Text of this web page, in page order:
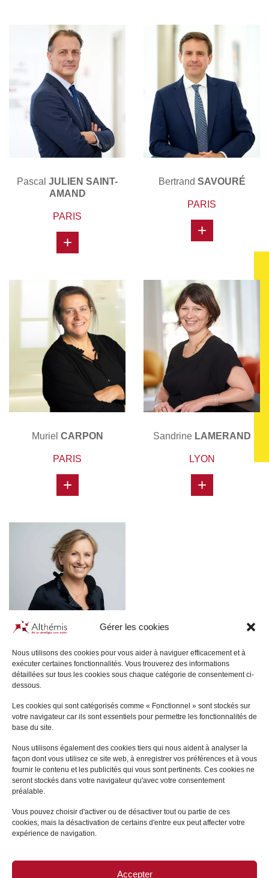
Gérer les cookies
Nous utilisons des cookies pour vous aider à naviguer efficacement et à
exécuter certaines fonctionnalités. Vous trouverez des informations
détaillées sur tous les cookies sous chaque catégorie de consentement ci-
dessous.
Les cookies qui sont catégorisés comme « Fonctionnel » sont stockés sur
votre navigateur car ils sont essentiels pour permettre les fonctionnalités de
base du site.
Nous utilisons également des cookies tiers qui nous aident à analyser la
façon dont vous utilisez ce site web, à enregistrer vos préférences et à vous
fournir le contenu et les publicités qui vous sont pertinents. Ces cookies ne
seront stockés dans votre navigateur qu'avec votre consentement
préalable.
Vous pouvez choisir d'activer ou de désactiver tout ou partie de ces
cookies, mais la désactivation de certains d'entre eux peut affecter votre
expérience de navigation.
Accepter
Pascal JULIEN SAINT-
AMAND
PARIS
+
Bertrand SAVOURÉ
PARIS
+
Muriel CARPON
PARIS
+
Sandrine LAMERAND
LYON
+
NathalieVILLENAVE
SAVOIE